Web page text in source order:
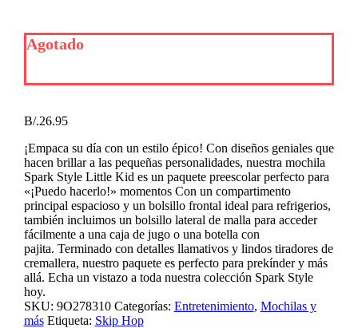
B/.26.95
¡Empaca su día con un estilo épico! Con diseños geniales que
hacen brillar a las pequeñas personalidades, nuestra mochila
Spark Style Little Kid es un paquete preescolar perfecto para
«¡Puedo hacerlo!» momentos Con un compartimento
principal espacioso y un bolsillo frontal ideal para refrigerios,
también incluimos un bolsillo lateral de malla para acceder
fácilmente a una caja de jugo o una botella con
pajita. Terminado con detalles llamativos y lindos tiradores de
cremallera, nuestro paquete es perfecto para prekínder y más
allá. Echa un vistazo a toda nuestra colección Spark Style
hoy.
Agotado
SKU: 9O278310 Categorías: Entretenimiento, Mochilas y
más Etiqueta: Skip Hop